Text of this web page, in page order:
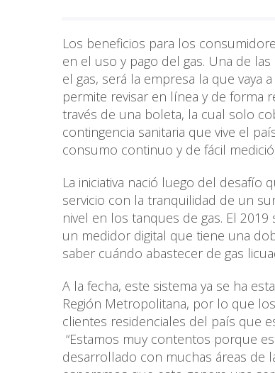
Los beneficios para los
en el uso y pago del gas. Una de
el gas, será la empresa la que vaya
permite revisar en línea y de forma
través de una boleta, la cual solo
contingencia sanitaria que vive el
consumo continuo y de fácil
La iniciativa nació luego del
servicio con la tranquilidad de un
nivel en los tanques de gas. El
un medidor digital que tiene una
saber cuándo abastecer de gas
A la fecha, este sistema ya se ha
Región Metropolitana, por lo que
clientes residenciales del país que
“Estamos muy contentos porque
desarrollado con muchas áreas de